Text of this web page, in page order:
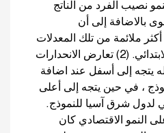
نصيب الفرد من الناتج
بالاضافة إلى أن
أكثر ملائمة من تلك المعدلات
والانحدارات في التعليم الابتدائي. (2) تعارض الانحدارات
يتجه إلى أسفل عند اضافة
، في حين يتجه إلى أعلى
لدول شرق آسيا للنموذج.
النمو الاقتصادي كان